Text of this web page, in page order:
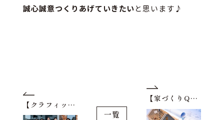
誠心誠意つくりあげていきたいと思います♪
【クラフィットハウスってどんな会社？】スタッフの目線から
一覧
【家づくりQ&A】 建物の工事が始まったら、何をチェックすればいいですか？